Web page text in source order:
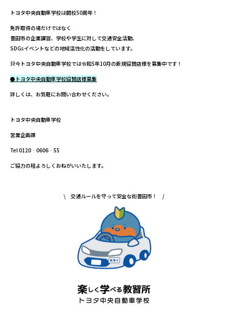
トヨタ中央自動車学校は開校50周年！
免許取得の場だけではなく
豊田市の企業講習、学校や学生に対して交通安全活動、
SDGsイベントなどの地域活性化の活動をしています。
只今トヨタ中央自動車学校では令和5年10月の新規協賛店様を募集中です！
●トヨタ中央自動車学校協賛店様募集
詳しくは、お気軽にお問い合わせください。
トヨタ中央自動車学校
営業企画課
Tel 0120‐0606‐55
ご協力の程よろしくおねがいいたします。
\ 交通ルールを守って安全な街豊田市！ /